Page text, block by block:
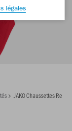
JAKO Chaussettes Retro
légales